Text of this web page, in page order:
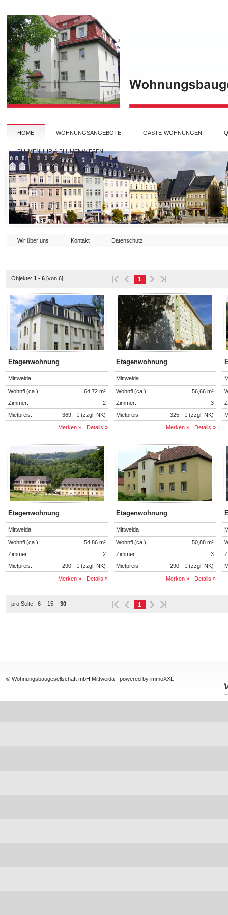
HOME WOHNUNGSANGEBOTE GÄSTE-WOHNUNGEN
BLUMENUHR & BLUMENWIESEN
Wir über uns Kontakt Datenschutz
Objekte: 1 - 6 [von 6] 1
Etagenwohnung Etagenwohnung
Mittweida Mittweida
Wohnfl.(ca.): 64,72 m² Wohnfl.(ca.): 56,66 m²
Zimmer:
2 Zimmer: 3
Mietpreis:
369,- € (zzgl. NK) Mietpreis: 325,- € (zzgl. NK)
Merken » Details » Merken » Details »
Etagenwohnung Etagenwohnung
Mittweida Mittweida
Wohnfl.(ca.): 54,86 m² Wohnfl.(ca.): 50,88 m²
Zimmer:
2 Zimmer: 3
Mietpreis:
290,- € (zzgl. NK) Mietpreis: 290,- € (zzgl. NK)
Merken » Details » Merken » Details »
pro Seite: 6 15 30 1
© Wohnungsbaugesellschaft mbH Mittweida -powered by immoXXL